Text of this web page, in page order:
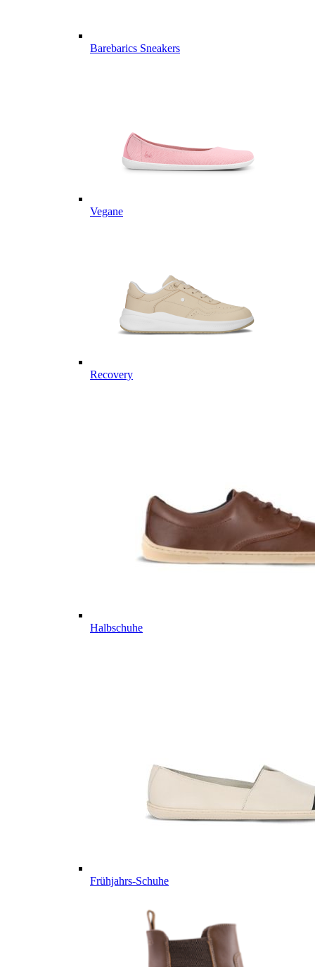
Barebarics Sneakers
Vegane
Recovery
Halbschuhe
Frühjahrs-Schuhe